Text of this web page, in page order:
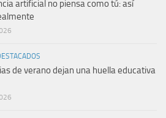
artificial no piensa como tú: así
de verano dejan una huella educativa